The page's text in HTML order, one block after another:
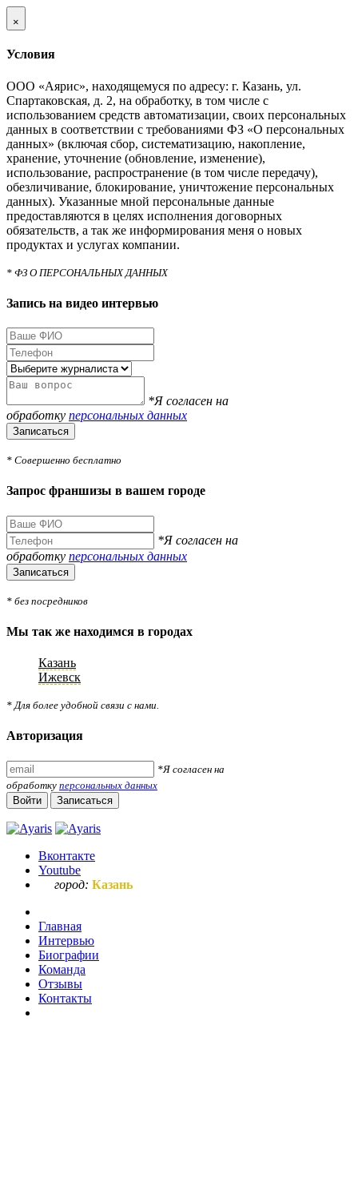
×
Условия
ООО «Аярис», находящемуся по адресу: г. Казань, ул.
Спартаковская, д. 2, на обработку, в том числе с
использованием средств автоматизации, своих персональных
данных в соответствии с требованиями ФЗ «О персональных
данных» (включая сбор, систематизацию, накопление,
хранение, уточнение (обновление, изменение),
использование, распространение (в том числе передачу),
обезличивание, блокирование, уничтожение персональных
данных). Указанные мной персональные данные
предоставляются в целях исполнения договорных
обязательств, а так же информирования меня о новых
продуктах и услугах компании.
* ФЗ О ПЕРСОНАЛЬНЫХ ДАННЫХ
Запись на видео интервью
*Я согласен на
обработку персональных данных
Записаться
* Совершенно бесплатно
Запрос франшизы в вашем городе
*Я согласен на
обработку персональных данных
Записаться
* без посредников
Мы так же находимся в городах
Казань
Ижевск
* Для более удобной связи с нами.
Авторизация
*Я согласен на
обработку персональных данных
Войти
Записаться
Вконтакте
Youtube
город: Казань
Главная
Интервью
Биографии
Команда
Отзывы
Контакты